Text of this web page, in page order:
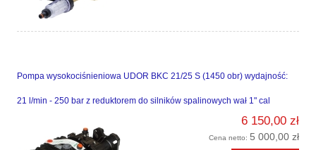
Pompa wysokociśnieniowa UDOR BKC 21/25 S (1450 obr) wydajność:
21 l/min - 250 bar z reduktorem do silników spalinowych wał 1" cal
6 150,00 zł
Cena netto: 5 000,00 zł